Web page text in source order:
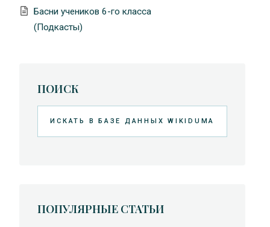
Басни учеников 6-го класса
(Подкасты)
ПОИСК
ПОПУЛЯРНЫЕ СТАТЬИ